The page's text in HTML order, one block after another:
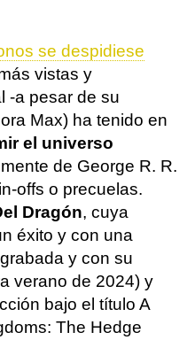
se despidiese
vistas y
-a pesar de su
Max) ha tenido en
el universo
de George R. R.
offs o precuelas.
Dragón, cuya
éxito y con una
y con su
verano de 2024) y
bajo el título A
The Hedge